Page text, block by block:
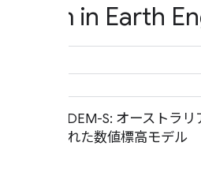
srtm in Earth
DEM-S: オーストラリ
れた数値標高モデル